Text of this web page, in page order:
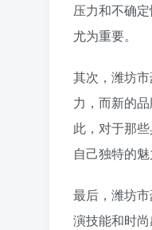
压力和不确
尤为重要。
其次，潍坊
力，而新的
此，对于那
自己独特的
最后，潍坊
演技能和时